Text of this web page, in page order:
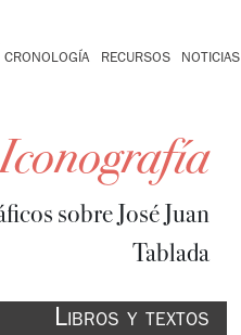
CRONOLOGÍA RECURSOS NOTICIAS
sobre José Juan
Tablada
Libros y textos